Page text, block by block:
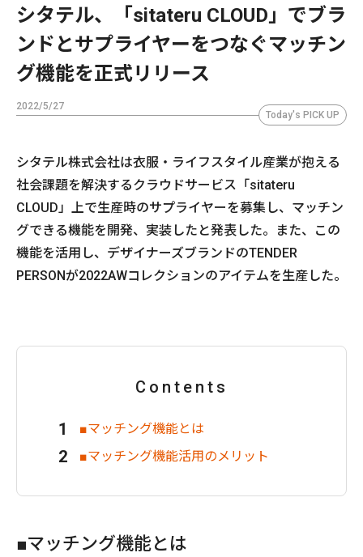
シタテル、「sitateru CLOUD」でブラ
ンドとサプライヤーをつなぐマッチン
グ機能を正式リリース
2022/5/27
Today's PICK UP
シタテル株式会社は衣服・ライフスタイル産業が抱える
社会課題を解決するクラウドサービス「sitateru
CLOUD」上で生産時のサプライヤーを募集し、マッチン
グできる機能を開発、実装したと発表した。また、この
機能を活用し、デザイナーズブランドのTENDER
PERSONが2022AWコレクションのアイテムを生産した。
Contents
■マッチング機能とは
■マッチング機能活用のメリット
■マッチング機能とは